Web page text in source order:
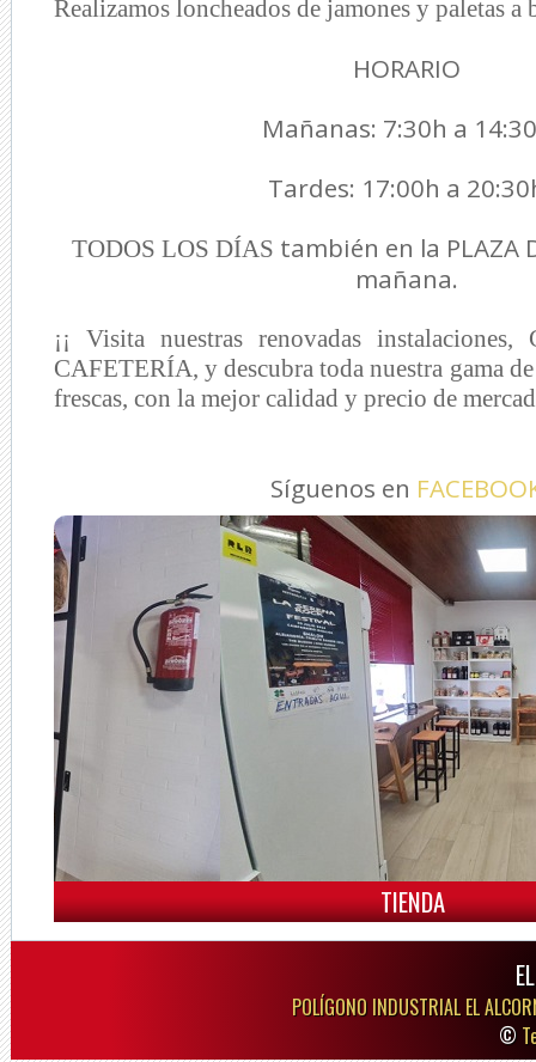
Realizamos loncheados de jamones y paletas a
HORARIO
Mañanas: 7:30h a
Tardes: 17:00h a
TODOS LOS DÍAS también en la PLAZA
mañana.
¡¡ Visita nuestras renovadas
CAFETERÍA, y descubra toda nuestra gama
frescas, con la mejor calidad y precio de
Síguenos en
TIENDA
POLÍGONO INDUSTRIAL EL
©